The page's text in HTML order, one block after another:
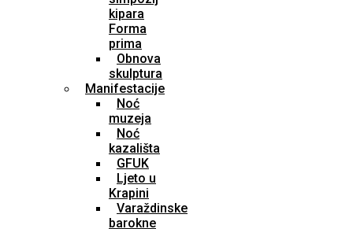
kipara
Forma
prima
Obnova
skulptura
Manifestacije
Noć
muzeja
Noć
kazališta
GFUK
Ljeto u
Krapini
Varaždinske
barokne